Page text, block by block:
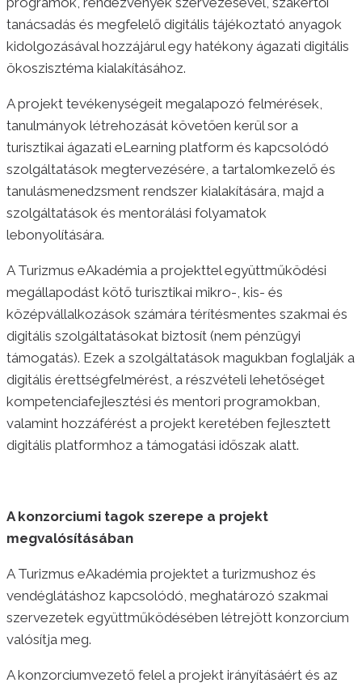
tanácsadás és megfelelő digitális tájékoztató anyagok
kidolgozásával hozzájárul egy hatékony ágazati digitális
ökoszisztéma kialakításához.
A projekt tevékenységeit megalapozó felmérések,
tanulmányok létrehozását követően kerül sor a
turisztikai ágazati eLearning platform és kapcsolódó
szolgáltatások megtervezésére, a tartalomkezelő és
tanulásmenedzsment rendszer kialakítására, majd a
szolgáltatások és mentorálási folyamatok
lebonyolítására.
A Turizmus eAkadémia a projekttel együttműködési
megállapodást kötő turisztikai mikro-, kis- és
középvállalkozások számára térítésmentes szakmai és
digitális szolgáltatásokat biztosít (nem pénzügyi
támogatás). Ezek a szolgáltatások magukban foglalják a
digitális érettségfelmérést, a részvételi lehetőséget
kompetenciafejlesztési és mentori programokban,
valamint hozzáférést a projekt keretében fejlesztett
digitális platformhoz a támogatási időszak alatt.
A konzorciumi tagok szerepe a projekt
megvalósításában
A Turizmus eAkadémia projektet a turizmushoz és
vendéglátáshoz kapcsolódó, meghatározó szakmai
szervezetek együttműködésében létrejött konzorcium
valósítja meg.
A konzorciumvezető felel a projekt irányításáért és az